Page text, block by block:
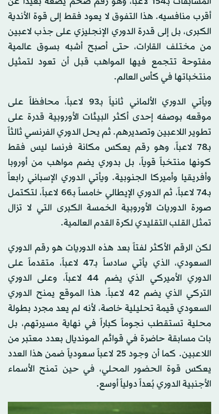
أقرب منافسيه. هذا التفوق لا يعود فقط إلى قوة الأندية
الكبرى، بل إلى قدرة الدوري الإنجليزي على جذب لاعبين
من مختلف القارات، حتى أصبح أشبه بسوق عالمية
مفتوحة تتجمع فيها المواهب قبل أن تعود لتمثيل
منتخباتها في كأس العالم.
ويأتي الدوري الألماني ثانياً بـ93 لاعباً، محافظاً على
موقعه بوصفه إحدى أكثر البيئات الأوروبية قدرة على
تطوير اللاعبين وتصديرهم. ثم يحل الدوري الفرنسي ثالثاً
بـ78 لاعباً، وهو رقم يعكس مكانة فرنسا ليس فقط
كونها منتخباً قوياً، بل بدوري يضم مواهب من أوروبا
وأفريقيا وأميركا الجنوبية. ويأتي الدوري الإسباني رابعاً
بـ74 لاعباً، ثم الدوري الإيطالي خامساً بـ66 لاعباً، لتكتمل
صورة الدوريات الأوروبية الخمسة الكبرى التي لا تزال
تمثل القلب التقليدي لكرة القدم العالمية.
لكن الرقم الأكثر لفتاً بعد هذه الدوريات هو رقم الدوري
السعودي، الذي يأتي سادساً بـ47 لاعباً، متقدماً على
الدوري الأميركي الذي يضم 44 لاعباً، وعلى الدوري
التركي الذي يضم 42 لاعباً. هذا الموقع يمنح الدوري
السعودي قيمة تحليلية خاصة، لأنه لم يعد مجرد بطولة
محلية تستقطب نجوماً كباراً في نهاية مسيرتهم، بل
بات مسابقة حاضرة في قوائم المونديال بعدد معتبر من
اللاعبين. كما أن وجود 25 لاعباً سعودياً ضمن هذا العدد
يعكس قوة الحضور المحلي، في حين تمنح الأسماء
الأجنبية الدوري بُعداً دولياً أوسع.